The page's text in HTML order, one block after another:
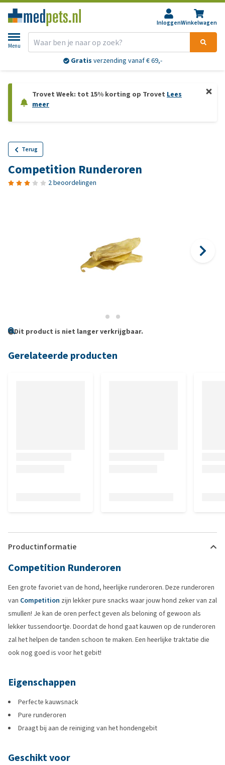
InloggenWinkelwagen
Menu
Gratis verzending vanaf € 69,-
Trovet Week: tot 15% korting op Trovet Lees
meer
Terug
Competition Runderoren
2 beoordelingen
Dit product is niet langer verkrijgbaar.
Gerelateerde producten
Productinformatie
Competition Runderoren
Een grote favoriet van de hond, heerlijke runderoren. Deze runderoren
van Competition zijn lekker pure snacks waar jouw hond zeker van zal
smullen! Je kan de oren perfect geven als beloning of gewoon als
lekker tussendoortje. Doordat de hond gaat kauwen op de runderoren
zal het helpen de tanden schoon te maken. Een heerlijke traktatie die
ook nog goed is voor het gebit!
Eigenschappen
Perfecte kauwsnack
Pure runderoren
Draagt bij aan de reiniging van het hondengebit
Geschikt voor